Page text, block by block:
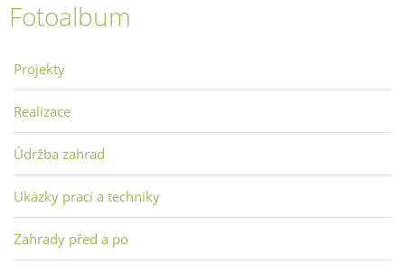
Fotoalbum
Projekty
Realizace
Údržba zahrad
Ukázky prací a techniky
Zahrady před a po